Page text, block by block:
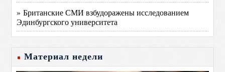
» Британские СМИ взбудоражены исследованием
Эдинбургского университета
Материал недели